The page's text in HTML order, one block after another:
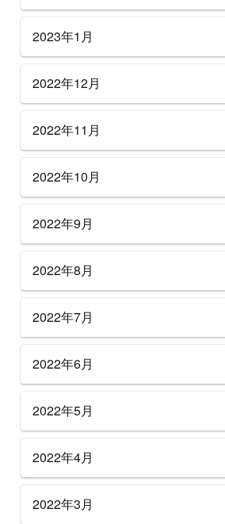
2023年1月
2022年12月
2022年11月
2022年10月
2022年9月
2022年8月
2022年7月
2022年6月
2022年5月
2022年4月
2022年3月